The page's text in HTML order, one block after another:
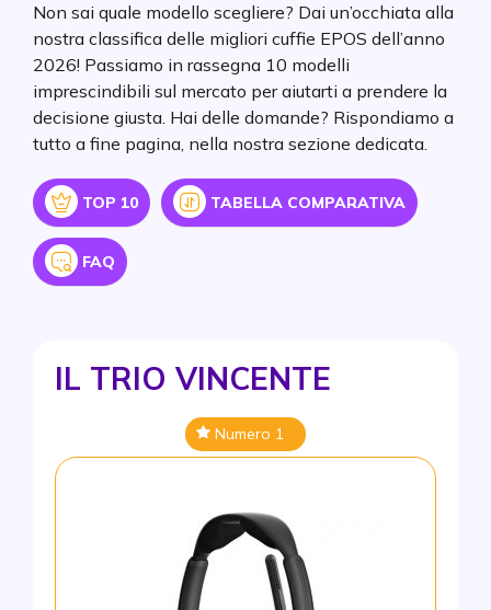
Non sai quale modello scegliere? Dai un’occhiata alla
nostra classifica delle migliori cuffie EPOS dell’anno
2026! Passiamo in rassegna 10 modelli
imprescindibili sul mercato per aiutarti a prendere la
decisione giusta. Hai delle domande? Rispondiamo a
tutto a fine pagina, nella nostra sezione dedicata.
Icon
TOP 10 Icon
TABELLA COMPARATIVA
Icon
FAQ
IL TRIO VINCENTE
Numero 1